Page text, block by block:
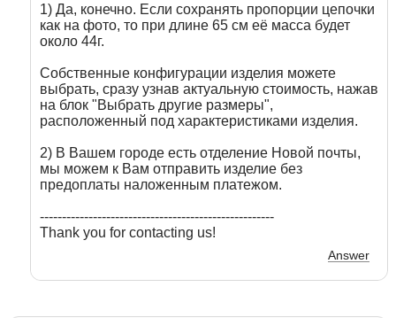
1) Да, конечно. Если сохранять пропорции цепочки
как на фото, то при длине 65 см её масса будет
около 44г.
Собственные конфигурации изделия можете
выбрать, сразу узнав актуальную стоимость, нажав
на блок "Выбрать другие размеры",
расположенный под характеристиками изделия.
2) В Вашем городе есть отделение Новой почты,
мы можем к Вам отправить изделие без
предоплаты наложенным платежом.
-----------------------------------------------------
Thank you for contacting us!
Answer